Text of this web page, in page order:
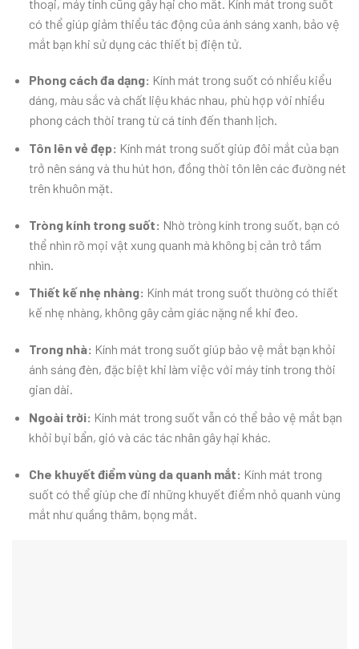
thoại, máy tính cũng gây hại cho mắt. Kính mát trong suốt
có thể giúp giảm thiểu tác động của ánh sáng xanh, bảo vệ
mắt bạn khi sử dụng các thiết bị điện tử.
Phong cách đa dạng: Kính mát trong suốt có nhiều kiểu
dáng, màu sắc và chất liệu khác nhau, phù hợp với nhiều
phong cách thời trang từ cá tính đến thanh lịch.
Tôn lên vẻ đẹp: Kính mát trong suốt giúp đôi mắt của bạn
trở nên sáng và thu hút hơn, đồng thời tôn lên các đường nét
trên khuôn mặt.
Tròng kính trong suốt: Nhờ tròng kính trong suốt, bạn có
thể nhìn rõ mọi vật xung quanh mà không bị cản trở tầm
nhìn.
Thiết kế nhẹ nhàng: Kính mát trong suốt thường có thiết
kế nhẹ nhàng, không gây cảm giác nặng nề khi đeo.
Trong nhà: Kính mát trong suốt giúp bảo vệ mắt bạn khỏi
ánh sáng đèn, đặc biệt khi làm việc với máy tính trong thời
gian dài.
Ngoài trời: Kính mát trong suốt vẫn có thể bảo vệ mắt bạn
khỏi bụi bẩn, gió và các tác nhân gây hại khác.
Che khuyết điểm vùng da quanh mắt: Kính mát trong
suốt có thể giúp che đi những khuyết điểm nhỏ quanh vùng
mắt như quầng thâm, bọng mắt.